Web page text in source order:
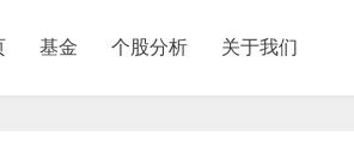
基金 个股分析 关于我们